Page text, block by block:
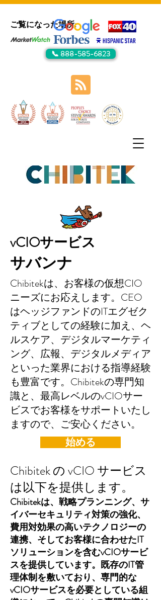
ご覧になった場所:
📞 888-585-6823
vCIOサービス
サバンナ
Chibitekは、お客様の仮想CIO
ニーズにお応えします。CEO
はヘッジファンドのITエグゼク
ティブとしての経験に加え、ヘ
ルスケア、デジタルマーケティ
ング、広報、デジタルメディア
といった業界における指導経験
も豊富です。Chibitekの専門知
識と、最高レベルのvCIOサー
ビスでお客様をサポートいたし
ますので、ご安心ください。
始める
Chibitek の vCIO サービス
は以下を提供します。
Chibitekは、戦略プランニング、サ
イバーセキュリティ対策の強化、
費用対効果の高いテクノロジーの
連携、そしてお客様に合わせたIT
ソリューションを含むvCIOサービ
スを提供しています。既存のIT管
理体制を敷いており、専門的な
vCIOサービスを必要としている組